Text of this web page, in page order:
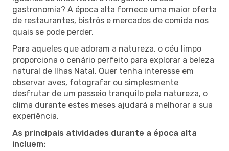
gastronomia? A época alta fornece uma maior oferta
de restaurantes, bistrôs e mercados de comida nos
quais se pode perder.
Para aqueles que adoram a natureza, o céu limpo
proporciona o cenário perfeito para explorar a beleza
natural de Ilhas Natal. Quer tenha interesse em
observar aves, fotografar ou simplesmente
desfrutar de um passeio tranquilo pela natureza, o
clima durante estes meses ajudará a melhorar a sua
experiência.
As principais atividades durante a época alta
incluem: